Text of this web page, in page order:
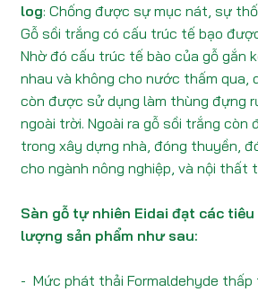
log: Chống được sự mục nát, sự
Gỗ sồi trắng có cấu trúc tế bạo
Nhờ đó cấu trúc tế bào của gỗ gắn
nhau và không cho nước thấm qua,
còn được sử dụng làm thùng đựng
ngoài trời. Ngoài ra gỗ sồi trắng còn
trong xây dựng nhà, đóng thuyền,
cho ngành nông nghiệp, và nội thất
Sàn gỗ tự nhiên Eidai đạt các
lượng sản phẩm như sau:
- Mức phát thải Formaldehyde thấp